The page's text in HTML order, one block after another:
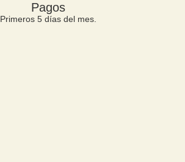
Pagos
Primeros 5 días del mes.